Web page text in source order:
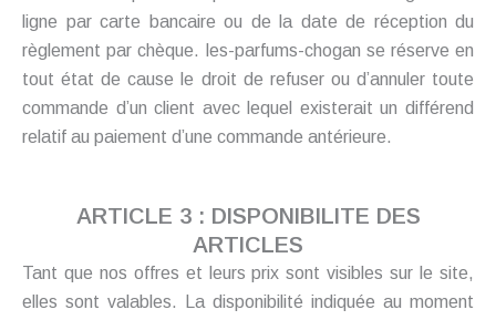
ligne par carte bancaire ou de la date de réception du
règlement par chèque. les-parfums-chogan se réserve en
tout état de cause le droit de refuser ou d’annuler toute
commande d’un client avec lequel existerait un différend
relatif au paiement d’une commande antérieure.
ARTICLE 3 : DISPONIBILITE DES
ARTICLES
Tant que nos offres et leurs prix sont visibles sur le site,
elles sont valables. La disponibilité indiquée au moment